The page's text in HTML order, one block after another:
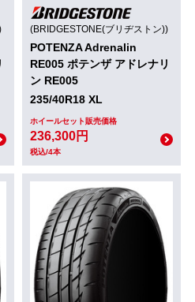
(BRIDGESTONE(ブリヂストン))
POTENZA Adrenalin
RE005 ポテンザ アドレナリ
ン RE005
235/40R18 XL
ホイールセット販売価格
236,300円
税込/4本